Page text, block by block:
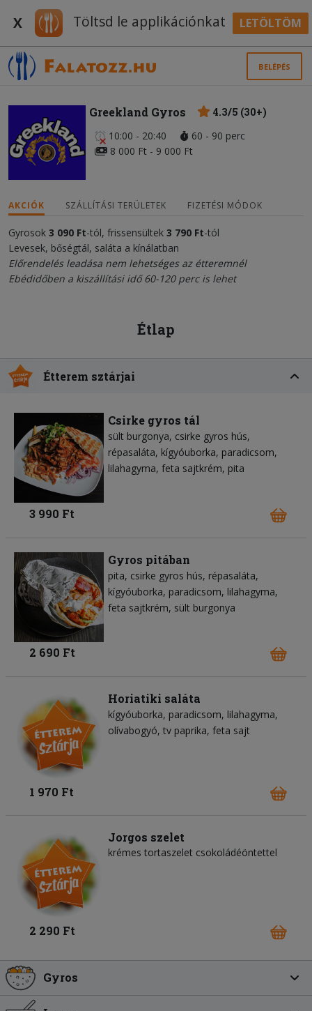
X Töltsd le applikációnkat LETÖLTÖM
BELÉPÉS
Greekland Gyros
4.3/5 (30+)
10:00 - 20:40
60 - 90 perc
8 000 Ft - 9 000 Ft
AKCIÓK SZÁLLÍTÁSI TERÜLETEK FIZETÉSI MÓDOK
Gyrosok 3 090 Ft-tól, frissensültek 3 790 Ft-tól
Levesek, bőségtál, saláta a kínálatban
Előrendelés leadása nem lehetséges az étteremnél
Ebédidőben a kiszállítási idő 60-120 perc is lehet
Étlap
Étterem sztárjai
Csirke gyros tál
sült burgonya csirke gyros hús
répasaláta kígyóuborka paradicsom
lilahagyma feta sajtkrém pita
3 990 Ft
Gyros pitában
pita csirke gyros hús répasaláta
kígyóuborka paradicsom lilahagyma
feta sajtkrém sült burgonya
2 690 Ft
Horiatiki saláta
kígyóuborka paradicsom lilahagyma
olívabogyó tv paprika feta sajt
1 970 Ft
Jorgos szelet
krémes tortaszelet csokoládéöntettel
2 290 Ft
Gyros